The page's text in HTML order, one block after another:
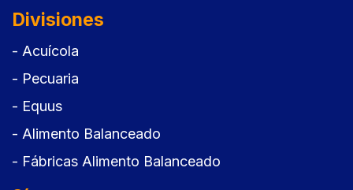
Divisiones
- Acuícola
- Pecuaria
- Equus
- Alimento Balanceado
- Fábricas Alimento Balanceado